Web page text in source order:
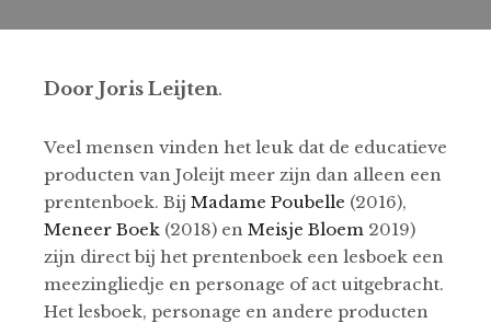
Door Joris Leijten.
Veel mensen vinden het leuk dat de educatieve
producten van Joleijt meer zijn dan alleen een
prentenboek. Bij Madame Poubelle (2016),
Meneer Boek (2018) en Meisje Bloem 2019)
zijn direct bij het prentenboek een lesboek een
meezingliedje en personage of act uitgebracht.
Het lesboek, personage en andere producten